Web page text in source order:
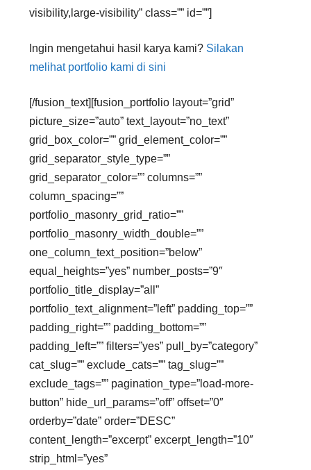
visibility,large-visibility” class=”” id=””]
Ingin mengetahui hasil karya kami? Silakan
melihat portfolio kami di sini
[/fusion_text][fusion_portfolio layout=”grid”
picture_size=”auto” text_layout=”no_text”
grid_box_color=”” grid_element_color=””
grid_separator_style_type=””
grid_separator_color=”” columns=””
column_spacing=””
portfolio_masonry_grid_ratio=””
portfolio_masonry_width_double=””
one_column_text_position=”below”
equal_heights=”yes” number_posts=”9″
portfolio_title_display=”all”
portfolio_text_alignment=”left” padding_top=””
padding_right=”” padding_bottom=””
padding_left=”” filters=”yes” pull_by=”category”
cat_slug=”” exclude_cats=”” tag_slug=””
exclude_tags=”” pagination_type=”load-more-
button” hide_url_params=”off” offset=”0″
orderby=”date” order=”DESC”
content_length=”excerpt” excerpt_length=”10″
strip_html=”yes”